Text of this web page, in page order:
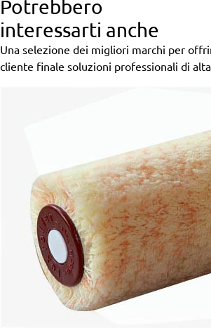
Potrebbero
interessarti anche
Una selezione dei migliori marchi per
cliente finale soluzioni professionali di